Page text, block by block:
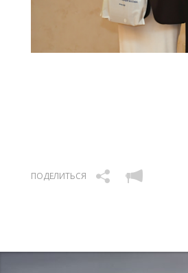
ПОДЕЛИТЬСЯ